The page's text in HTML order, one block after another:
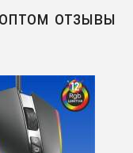
отзывы